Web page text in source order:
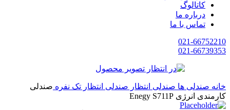
کاتالوگ
درباره ما
تماس با ما
021-66752210
021-66739353
خانه صندلی ها صندلی انتظار صندلی انتظار تک نفره صندلی
کارمندی انرژی Enegy S711P